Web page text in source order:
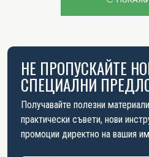
НЕ ПРОПУСКАЙТЕ
СПЕЦИАЛНИ
Получавайте полезни
практически съвети, нови
промоции директно на вашия